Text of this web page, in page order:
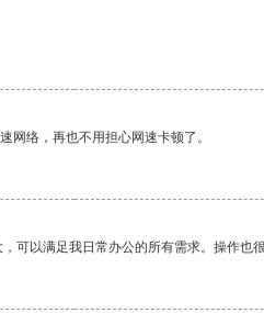
网络，再也不用担心网速卡顿了。
以满足我日常办公的所有需求。操作也